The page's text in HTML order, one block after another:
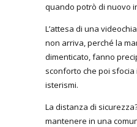
quando potrò di nuovo
L’attesa di una
non arriva, perché la
dimenticato, fanno
sconforto che poi
isterismi.
La distanza di
mantenere in una